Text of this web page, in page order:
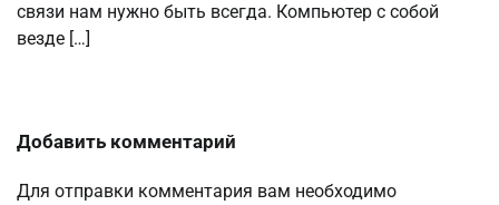
связи нам нужно быть всегда. Компьютер с собой
везде […]
Добавить комментарий
Для отправки комментария вам необходимо